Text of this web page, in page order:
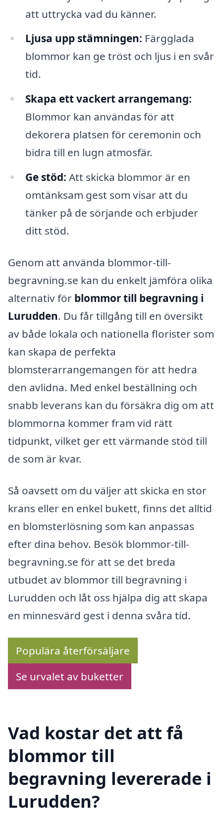
att uttrycka vad du känner.
Ljusa upp stämningen: Färgglada
blommor kan ge tröst och ljus i en svår
tid.
Skapa ett vackert arrangemang:
Blommor kan användas för att
dekorera platsen för ceremonin och
bidra till en lugn atmosfär.
Ge stöd: Att skicka blommor är en
omtänksam gest som visar att du
tänker på de sörjande och erbjuder
ditt stöd.
Genom att använda blommor-till-
begravning.se kan du enkelt jämföra olika
alternativ för blommor till begravning i
Lurudden. Du får tillgång till en översikt
av både lokala och nationella florister som
kan skapa de perfekta
blomsterarrangemangen för att hedra
den avlidna. Med enkel beställning och
snabb leverans kan du försäkra dig om att
blommorna kommer fram vid rätt
tidpunkt, vilket ger ett värmande stöd till
de som är kvar.
Så oavsett om du väljer att skicka en stor
krans eller en enkel bukett, finns det alltid
en blomsterlösning som kan anpassas
efter dina behov. Besök blommor-till-
begravning.se för att se det breda
utbudet av blommor till begravning i
Lurudden och låt oss hjälpa dig att skapa
en minnesvärd gest i denna svåra tid.
Populära återförsäljare
Se urvalet av buketter
Vad kostar det att få
blommor till
begravning levererade i
Lurudden?